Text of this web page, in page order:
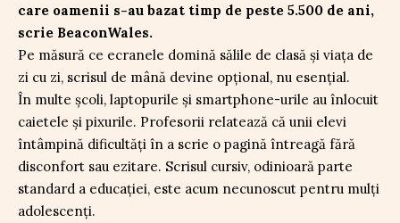
care oamenii s-au bazat timp de peste 5.500 de ani,
scrie BeaconWales.
Pe măsură ce ecranele domină sălile de clasă și viața de
zi cu zi, scrisul de mână devine opțional, nu esențial.
În multe școli, laptopurile și smartphone-urile au înlocuit
caietele și pixurile. Profesorii relatează că unii elevi
întâmpină dificultăți în a scrie o pagină întreagă fără
disconfort sau ezitare. Scrisul cursiv, odinioară parte
standard a educației, este acum necunoscut pentru mulți
adolescenți.